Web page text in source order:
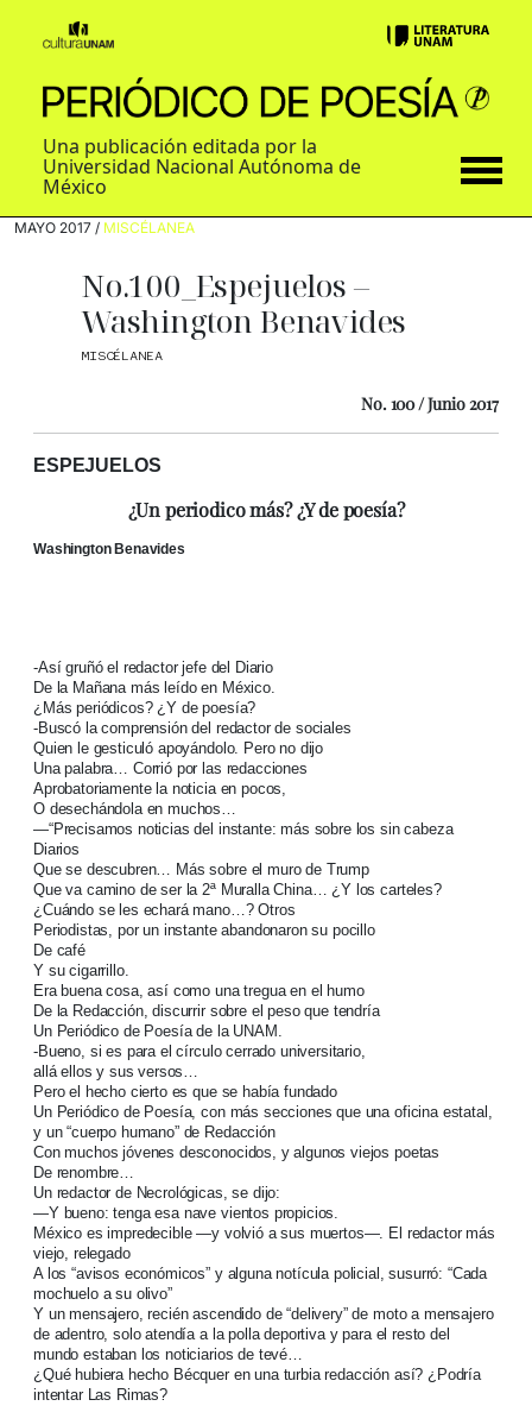
Una publicación editada por la
Universidad Nacional Autónoma de
México
MAYO 2017 / MISCÉLANEA
No.100_Espejuelos –
Washington Benavides
MISCÉLANEA
No. 100 / Junio 2017
ESPEJUELOS
¿Un periodico más? ¿Y de poesía?
Washington Benavides
-Así gruñó el redactor jefe del Diario
De la Mañana más leído en México.
¿Más periódicos? ¿Y de poesía?
-Buscó la comprensión del redactor de sociales
Quien le gesticuló apoyándolo. Pero no dijo
Una palabra… Corrió por las redacciones
Aprobatoriamente la noticia en pocos,
O desechándola en muchos…
—“Precisamos noticias del instante: más sobre los sin cabeza
Diarios
Que se descubren… Más sobre el muro de Trump
Que va camino de ser la 2ª Muralla China… ¿Y los carteles?
¿Cuándo se les echará mano…? Otros
Periodistas, por un instante abandonaron su pocillo
De café
Y su cigarrillo.
Era buena cosa, así como una tregua en el humo
De la Redacción, discurrir sobre el peso que tendría
Un Periódico de Poesía de la UNAM.
-Bueno, si es para el círculo cerrado universitario,
allá ellos y sus versos…
Pero el hecho cierto es que se había fundado
Un Periódico de Poesía, con más secciones que una oficina estatal,
y un “cuerpo humano” de Redacción
Con muchos jóvenes desconocidos, y algunos viejos poetas
De renombre…
Un redactor de Necrológicas, se dijo:
—Y bueno: tenga esa nave vientos propicios.
México es impredecible —y volvió a sus muertos—. El redactor más
viejo, relegado
A los “avisos económicos” y alguna notícula policial, susurró: “Cada
mochuelo a su olivo”
Y un mensajero, recién ascendido de “delivery” de moto a mensajero
de adentro, solo atendía a la polla deportiva y para el resto del
mundo estaban los noticiarios de tevé…
¿Qué hubiera hecho Bécquer en una turbia redacción así? ¿Podría
intentar Las Rimas?